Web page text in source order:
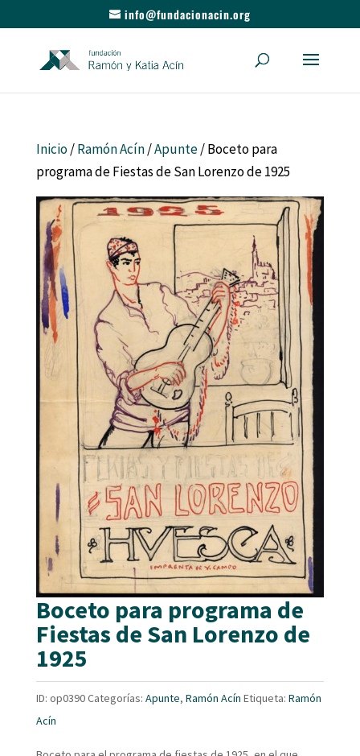
info@fundacionacin.org
Inicio/Ramón Acín/Apunte/ Boceto para
programa de Fiestas de San Lorenzo de 1925
Boceto para programa de
Fiestas de San Lorenzo de
1925
ID: op0390Categorías: Apunte, Ramón Acín Etiqueta: Ramón
Acín